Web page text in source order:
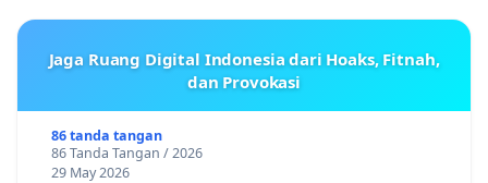
Jaga Ruang Digital Indonesia dari Hoaks, Fitnah,
dan Provokasi
86 tanda tangan
86 Tanda Tangan / 2026
29 May 2026